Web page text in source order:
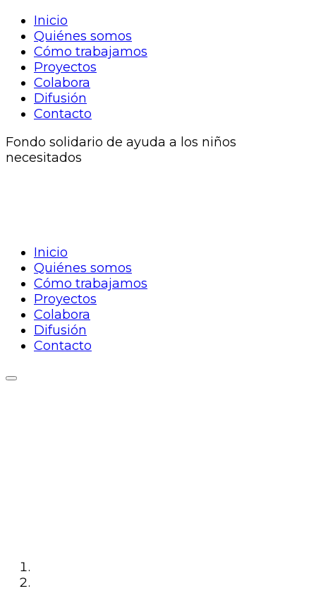
Inicio
Quiénes somos
Cómo trabajamos
Proyectos
Colabora
Difusión
Contacto
Fondo solidario de ayuda a los niños
necesitados
Inicio
Quiénes somos
Cómo trabajamos
Proyectos
Colabora
Difusión
Contacto